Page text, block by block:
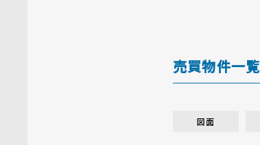
売買物件一覧
図面